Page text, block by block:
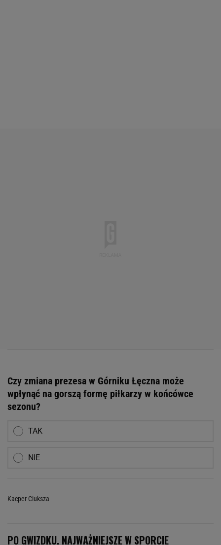
Czy zmiana prezesa w Górniku Łęczna może
wpłynąć na gorszą formę piłkarzy w końcówce
sezonu?
TAK
NIE
Kacper Ciuksza